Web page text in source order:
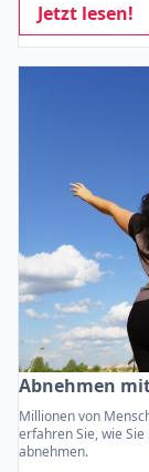
Jetzt lesen!
Abnehmen
Millionen von
erfahren Sie, wie
abnehmen.